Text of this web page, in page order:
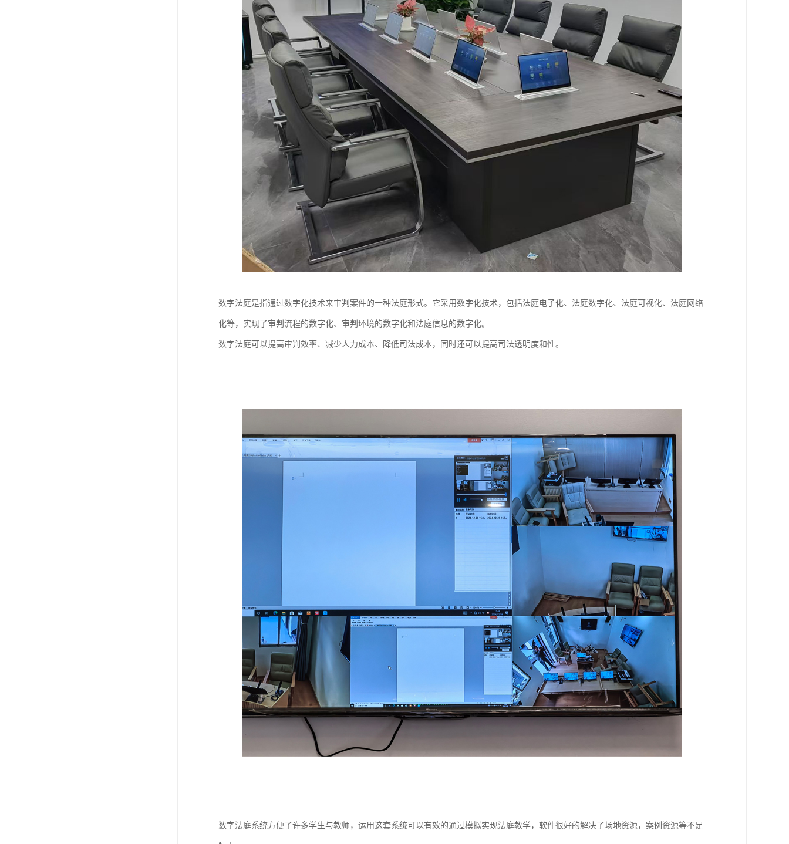
数字法庭是指通过数字化技术来审判案件的一种法庭形式。它采用数字化技术，包括法庭电子化、法庭数字化、法庭可视化、法庭网络
化等，实现了审判流程的数字化、审判环境的数字化和法庭信息的数字化。
数字法庭可以提高审判效率、减少人力成本、降低司法成本，同时还可以提高司法透明度和性。
数字法庭系统方便了许多学生与教师，运用这套系统可以有效的通过模拟实现法庭教学，软件很好的解决了场地资源，案例资源等不足